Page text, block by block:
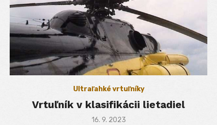
Ultraľahké vrtuľníky
Vrtuľník v klasifikácii lietadiel
Posted
16. 9. 2023